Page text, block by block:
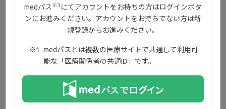
medパス ※1 にてアカウントをお持ちの方はログインボタ
ンにお進みください。アカウントをお持ちでない方は新
規登録からお進みください。
medパスとは複数の医療サイトで共通して利用可
能な「医療関係者の共通ID」です。